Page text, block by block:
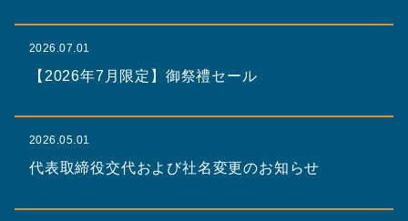
2026.07.01
【2026年7月限定】御祭禮セール
2026.05.01
代表取締役交代および社名変更のお知らせ